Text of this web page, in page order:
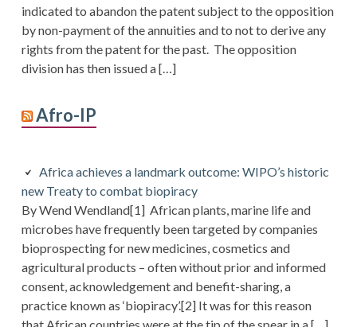
indicated to abandon the patent subject to the opposition
by non-payment of the annuities and to not to derive any
rights from the patent for the past. The opposition
division has then issued a […]
Afro-IP
Africa achieves a landmark outcome: WIPO’s historic
new Treaty to combat biopiracy
By Wend Wendland[1] African plants, marine life and
microbes have frequently been targeted by companies
bioprospecting for new medicines, cosmetics and
agricultural products – often without prior and informed
consent, acknowledgement and benefit-sharing, a
practice known as ‘biopiracy’.[2] It was for this reason